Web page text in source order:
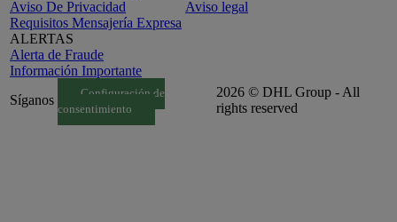
Aviso De Privacidad
Requisitos Mensajería Expresa
ALERTAS
Alerta de Fraude
Información Importante
Aviso legal
Síganos
Configuración de
consentimiento
2026 © DHL Group - All
rights reserved